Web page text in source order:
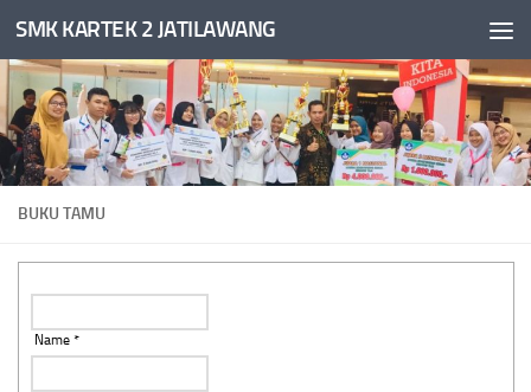
Skip to content
SMK KARTEK 2 JATILAWANG
BUKU TAMU
Name *